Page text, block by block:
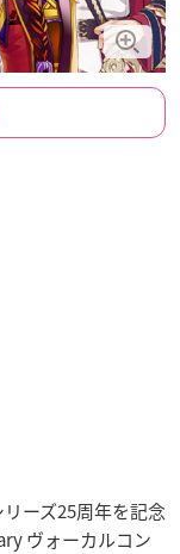
ーズ25周年を記念
ヴォーカルコン